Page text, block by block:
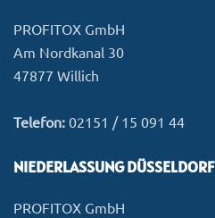
PROFITOX GmbH
Am Nordkanal 30
47877 Willich
Telefon: 02151 / 15 091 44
NIEDERLASSUNG DÜSSELDORF
PROFITOX GmbH